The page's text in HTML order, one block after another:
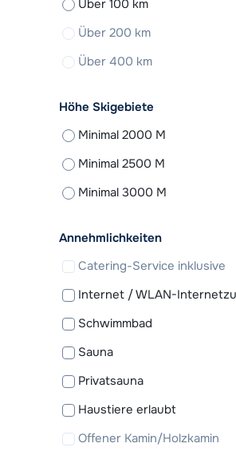
Über 100 km
Über 200 km
Über 400 km
Höhe Skigebiete
Minimal 2000 M
Minimal 2500 M
Minimal 3000 M
Annehmlichkeiten
Catering-Service inklusive
Internet / WLAN-
Schwimmbad
Sauna
Privatsauna
Haustiere erlaubt
Offener Kamin/Holzkamin